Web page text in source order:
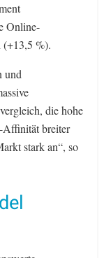
Online-
(+13,5 %).
und
die hohe
Affinität breiter
stark an“, so